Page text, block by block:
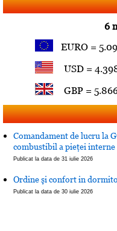
6
EURO =
USD =
GBP =
Comandament de lucru la
combustibil a pieţei interne
Publicat la data de 31 iulie 2026
Ordine şi confort in
Publicat la data de 30 iulie 2026